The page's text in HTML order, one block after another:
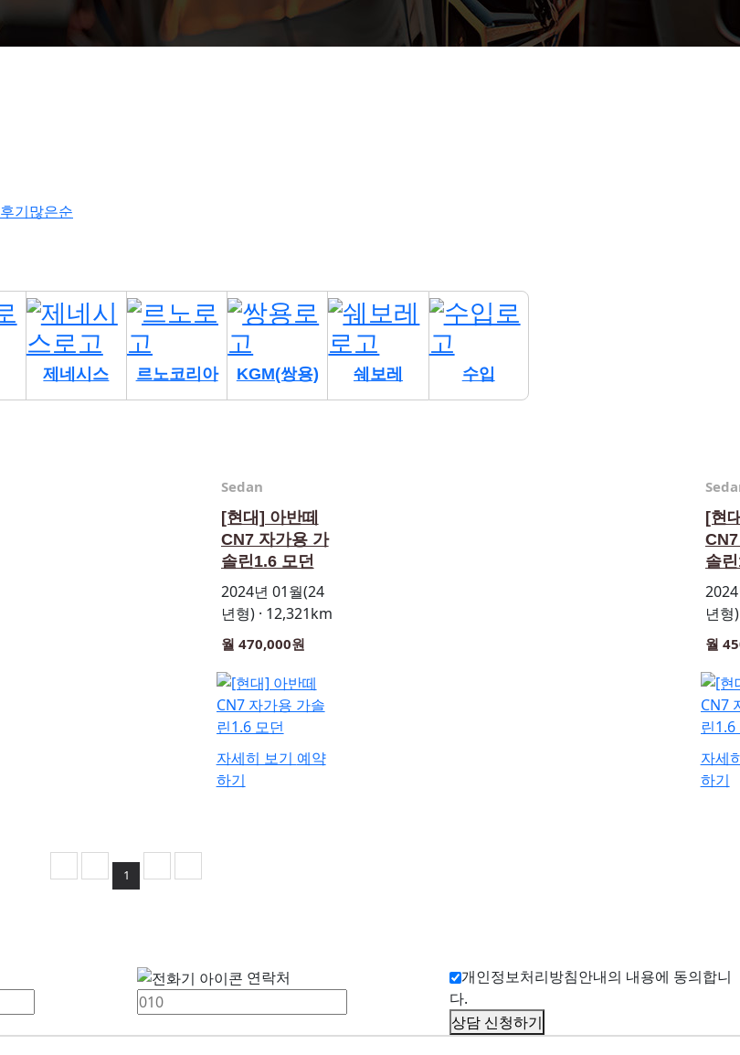
후기많은순
제네시스 르노코리아 KGM(쌍용) 쉐보레 수입
Sedan
[현대] 아반떼
CN7 자가용 가
솔린1.6 모던
2024년 01월(24
년형) · 12,321km
월 470,000원
자세히 보기 예약
하기
[현
솔
년형
월
자세
하기
1
연락처
개인정보처리방침안내의 내용에 동의합니
다.
상담 신청하기